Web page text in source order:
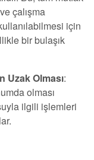
çalışma
için
bir bulaşık
Uzak Olması:
olması
ilgili işlemleri